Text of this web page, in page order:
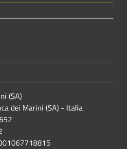
(SA)
dei Marini (SA) - Italia